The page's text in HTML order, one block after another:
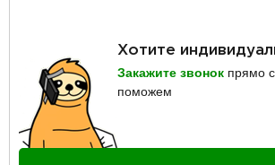
Хотите
Закажите звонок прямо
поможем